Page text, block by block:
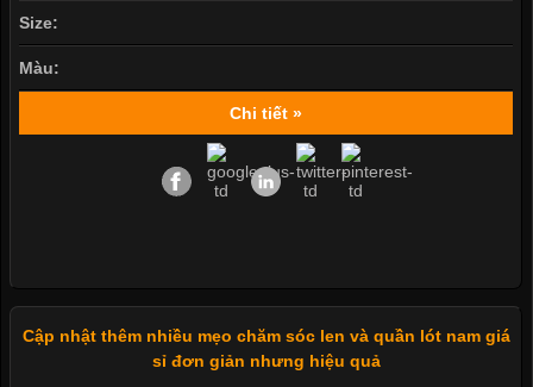
Size:
Màu:
Chi tiết »
Cập nhật thêm nhiều mẹo chăm sóc len và quần lót nam giá
sỉ đơn giản nhưng hiệu quả